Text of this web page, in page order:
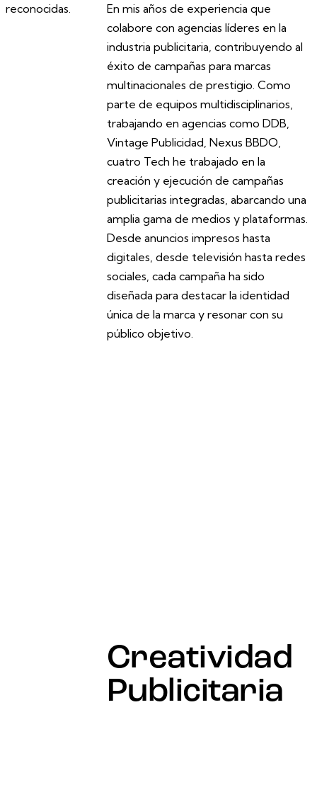
reconocidas.
En mis años de experiencia que
colabore con agencias líderes en la
industria publicitaria, contribuyendo al
éxito de campañas para marcas
multinacionales de prestigio. Como
parte de equipos multidisciplinarios,
trabajando en agencias como DDB,
Vintage Publicidad, Nexus BBDO,
cuatro Tech he trabajado en la
creación y ejecución de campañas
publicitarias integradas, abarcando una
amplia gama de medios y plataformas.
Desde anuncios impresos hasta
digitales, desde televisión hasta redes
sociales, cada campaña ha sido
diseñada para destacar la identidad
única de la marca y resonar con su
público objetivo.
Creatividad
Publicitaria